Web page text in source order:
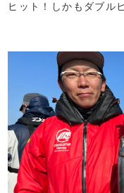
ヒット！しかもダブル